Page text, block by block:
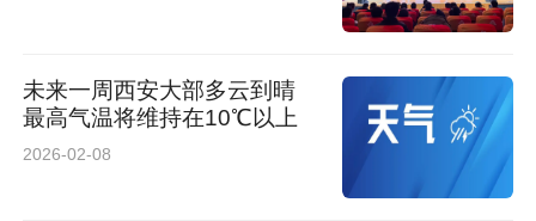
未来一周西安大部多云到晴
最高气温将维持在10℃以上
2026-02-08